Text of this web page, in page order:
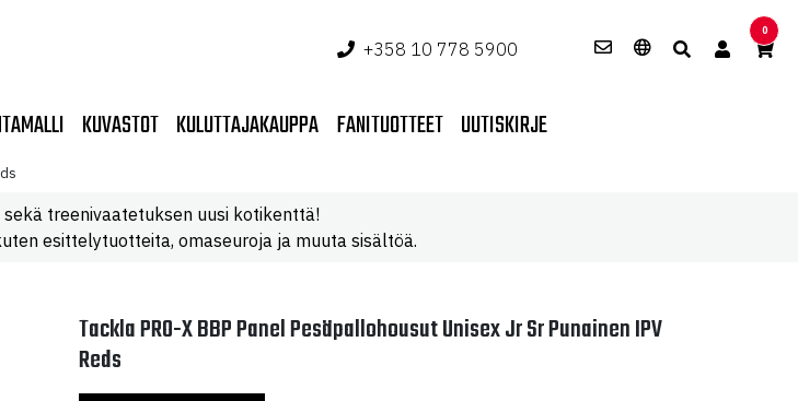
+358 10 778 5900
0
KUVASTOT KULUTTAJAKAUPPA FANITUOTTEET UUTISKIRJE
treenivaatetuksen uusi kotikenttä!
esittelytuotteita, omaseuroja ja muuta sisältöä.
Tackla PRO-X BBP Panel Pesäpallohousut Unisex Jr Sr Punainen IPV
Reds